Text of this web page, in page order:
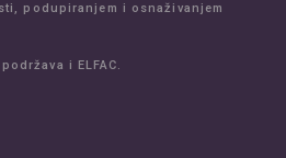
podupiranjem i osnaživanjem
i ELFAC.